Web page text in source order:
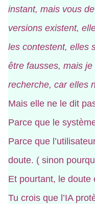
instant, mais vous
versions existent,
les contestent, elles
être fausses, mais
recherche, car elles
Mais elle ne le dit
Parce que le
Parce que
doute. ( sinon
Et pourtant, le doute
Tu crois que l’IA